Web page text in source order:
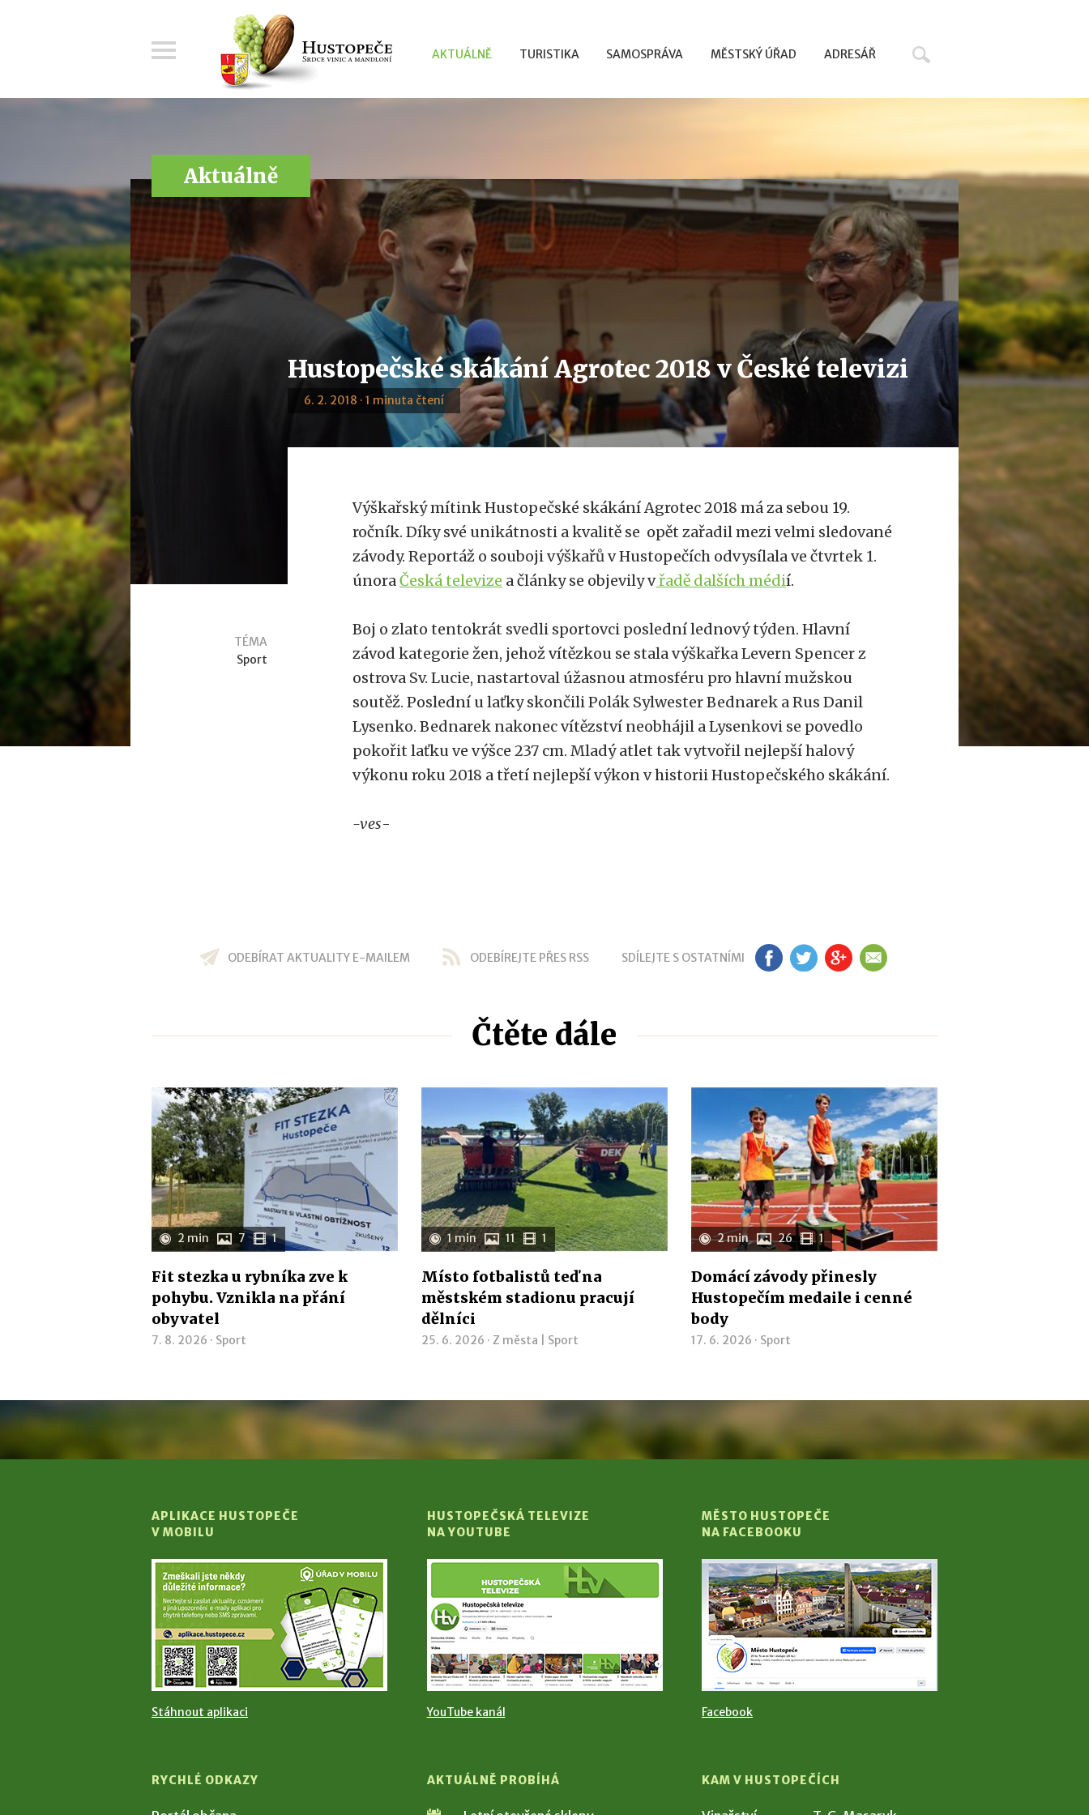
AKTUÁLNĚ TURISTIKA SAMOSPRÁVA MĚSTSKÝ ÚŘAD ADRESÁŘ
Aktuálně
Hustopečské skákání Agrotec 2018 v České televizi
6. 2. 2018 · 1 minuta čtení
TÉMA
Sport
Výškařský mítink Hustopečské skákání Agrotec 2018 má za sebou 19.
ročník. Díky své unikátnosti a kvalitě se opět zařadil mezi velmi sledované
závody. Reportáž o souboji výškařů v Hustopečích odvysílala ve čtvrtek 1.
únoraČeská televize a články se objevily vřadě dalších médií.
Boj o zlato tentokrát svedli sportovci poslední lednový týden. Hlavní
závod kategorie žen, jehož vítězkou se stala výškařka Levern Spencer z
ostrova Sv. Lucie, nastartoval úžasnou atmosféru pro hlavní mužskou
soutěž. Poslední u laťky skončili Polák Sylwester Bednarek a Rus Danil
Lysenko. Bednarek nakonec vítězství neobhájil a Lysenkovi se povedlo
pokořit laťku ve výšce 237 cm. Mladý atlet tak vytvořil nejlepší halový
výkonu roku 2018 a třetí nejlepší výkon v historii Hustopečského skákání.
-ves-
ODEBÍRAT AKTUALITY E-MAILEM ODEBÍREJTE PŘES RSS SDÍLEJTE S OSTATNÍMI FB TW GP EM
Čtěte dále
2 min 7 1
Fit stezka u rybníka zve k
pohybu. Vznikla na přání
obyvatel
7. 8. 2026 · Sport
1 min 11 1
Místo fotbalistů teď na
městském stadionu pracují
dělníci
25. 6. 2026 ·Z města Sport
2 min 26 1
Domácí závody přinesly
Hustopečím medaile i cenné
body
17. 6. 2026 · Sport
APLIKACE HUSTOPEČE
V MOBILU
Stáhnout aplikaci
HUSTOPEČSKÁ TELEVIZE
NA YOUTUBE
YouTube kanál
MĚSTO HUSTOPEČE
NA FACEBOOKU
Facebook
RYCHLÉ ODKAZY AKTUÁLNĚ PROBÍHÁ KAM V HUSTOPEČÍCH